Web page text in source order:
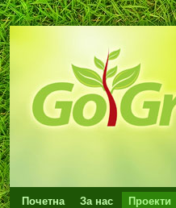
Почетна За нас Проекти